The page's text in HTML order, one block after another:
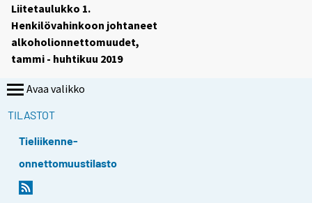
Liitetaulukko 1.
Henkilövahinkoon johtaneet
alkoholionnettomuudet,
tammi - huhtikuu 2019
Avaa valikko
TILASTOT
Tieliikenne-
onnettomuustilasto